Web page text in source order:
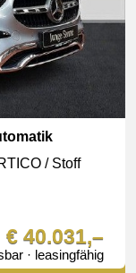
/ Stoff
€ 40.031,–
· leasingfähig